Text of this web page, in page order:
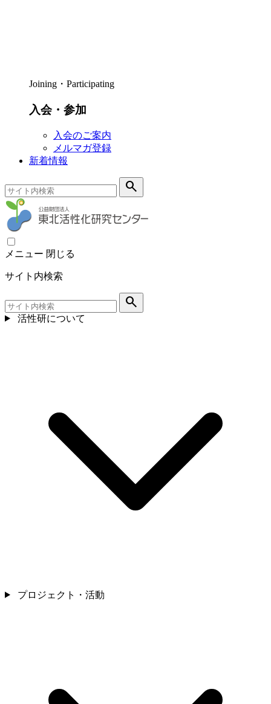
Joining・Participating
入会・参加
入会のご案内
メルマガ登録
新着情報
search
メニュー 閉じる
サイト内検索
search
活性研について
プロジェクト・活動